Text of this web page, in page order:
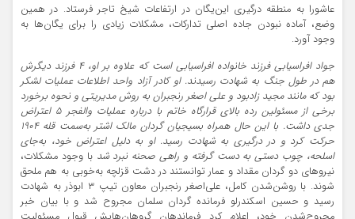
عاشورا به منطقه درگیری این‌یگان در ارتفاعات شیخ تاجر فرستاد. در همین
وضع، آماده نبودن جاده اصلی تدارکات، مشکلات زیادی را برای یگان‌ها به
وجود آورد.
جواد افراسیابی فرزند خانواده افراسیابی است که علاوه بر او، ۴ فرزند دیگرش
هم در طول جنگ به شهادت رسیدند. او کادر آزاد واحد اطلاعات عملیات لشکر
بود که مانند مجید زادبود و علی اصغر رنجبران به روش مدیریتی و نحوه برخورد
برخی از مسئولین رده بالای قرارگاه خاتم با درباره عملیات والفجر ۵ اعتراض
جدی داشت. با این حال همراه بسیجیان گردان مالک اشتر به‌سمت قله ۱۹۰۴
حرکت کرد و در درگیری به شهادت رسید. او به دلیل اعتراض خود، به‌جای
اسلحه، چوب دستی به دست گرفته و راهی صحنه نبرد شد با وجود مشکلات،
نیروهای دو گردان مقداد و عمار توانستند در دشت قزلچه به‌خوبی به هم ملحق
شوند. با روشن‌شدن کامل، علی‌اصغر رنجبران معاون تیپ ۳ ابوذر به شهادت
رسید و حسین اسکندرلو فرمانده گردان سلمان مجروح شد و با بیان خبر